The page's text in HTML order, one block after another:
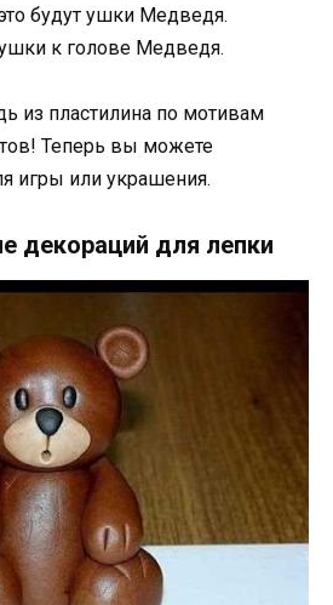
будут ушки Медведя.
к голове Медведя.
из пластилина по мотивам
Теперь вы можете
игры или украшения.
декораций для лепки